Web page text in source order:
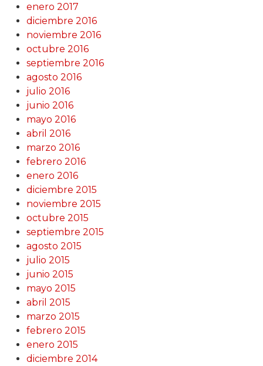
enero 2017
diciembre 2016
noviembre 2016
octubre 2016
septiembre 2016
agosto 2016
julio 2016
junio 2016
mayo 2016
abril 2016
marzo 2016
febrero 2016
enero 2016
diciembre 2015
noviembre 2015
octubre 2015
septiembre 2015
agosto 2015
julio 2015
junio 2015
mayo 2015
abril 2015
marzo 2015
febrero 2015
enero 2015
diciembre 2014